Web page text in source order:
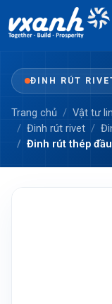
ĐINH RÚT
Trang chủ
Vật tư
Đinh rút rivet
Đinh rút thép